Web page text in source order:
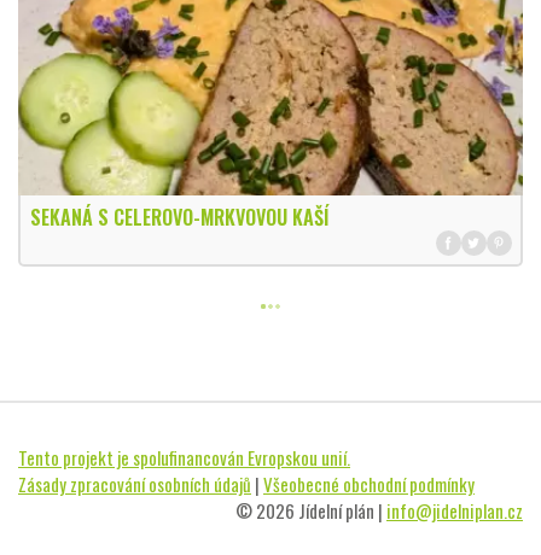
SEKANÁ S CELEROVO-MRKVOVOU KAŠÍ
Tento projekt je spolufinancován Evropskou unií.
Zásady zpracování osobních údajů |Všeobecné obchodní podmínky
© 2026 Jídelní plán | info@jidelniplan.cz